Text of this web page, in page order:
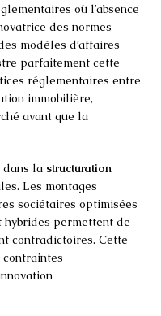
où l’absence
des normes
modèles d’affaires
parfaitement cette
réglementaires entre
immobilière,
avant que la
dans la structuration
Les montages
sociétaires optimisées
hybrides permettent de
contradictoires. Cette